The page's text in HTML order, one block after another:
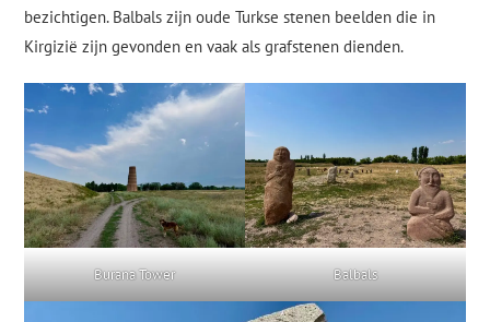
bezichtigen. Balbals zijn oude Turkse stenen beelden die in
Kirgizië zijn gevonden en vaak als grafstenen dienden.
Burana Tower Balbals